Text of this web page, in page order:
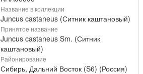
Название в коллекции
Juncus castaneus (Ситник каштановый)
Принятое название
Juncus castaneus Sm. (Ситник
каштановый)
Районирование
Сибирь, Дальний Восток (S6) (Россия)